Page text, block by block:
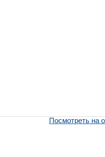
Посмотреть на